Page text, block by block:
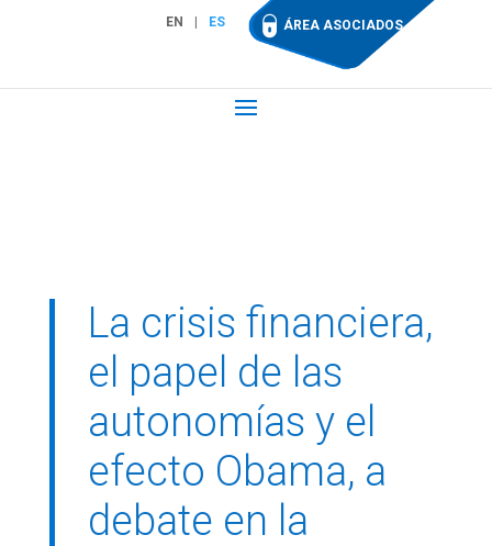
EN ES ÁREA ASOCIADOS
La crisis financiera,
el papel de las
autonomías y el
efecto Obama, a
debate en la